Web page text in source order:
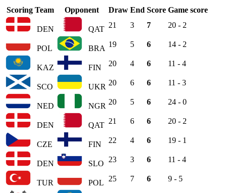
Scoring Team Opponent Draw End Score Game score
DEN QAT 21 3 7 20 - 2
POL BRA 19 5 6 14 - 2
KAZ FIN 20 4 6 11 - 4
SCO UKR 20 6 6 11 - 3
NED NGR 20 5 6 24 - 0
DEN QAT 21 6 6 20 - 2
CZE FIN 22 4 6 19 - 1
DEN SLO 23 3 6 11 - 4
TUR POL 25 7 6 9 - 5